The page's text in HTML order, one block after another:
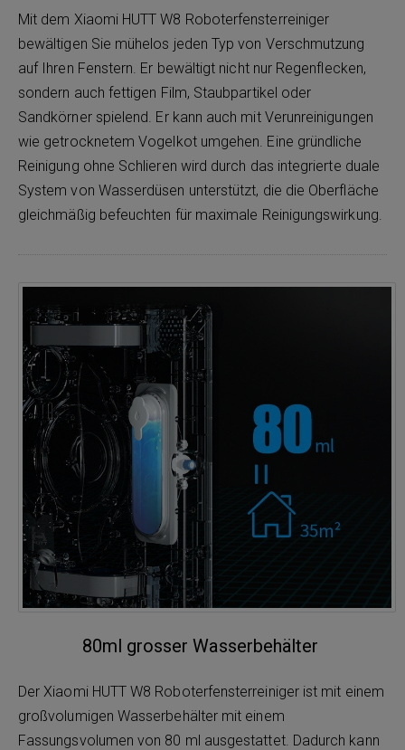
Mit dem Xiaomi HUTT W8 Roboterfensterreiniger
bewältigen Sie mühelos jeden Typ von Verschmutzung
auf Ihren Fenstern. Er bewältigt nicht nur Regenflecken,
sondern auch fettigen Film, Staubpartikel oder
Sandkörner spielend. Er kann auch mit Verunreinigungen
wie getrocknetem Vogelkot umgehen. Eine gründliche
Reinigung ohne Schlieren wird durch das integrierte duale
System von Wasserdüsen unterstützt, die die Oberfläche
gleichmäßig befeuchten für maximale Reinigungswirkung.
80ml grosser Wasserbehälter
Der Xiaomi HUTT W8 Roboterfensterreiniger ist mit einem
großvolumigen Wasserbehälter mit einem
Fassungsvolumen von 80 ml ausgestattet. Dadurch kann